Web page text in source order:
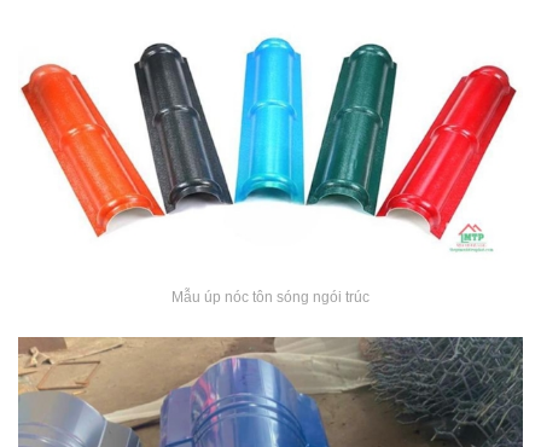
Mẫu úp nóc tôn sóng ngói trúc